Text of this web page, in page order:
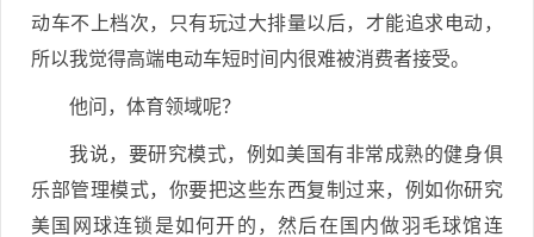
动车不上档次，只有玩过大排量以后，才能追求电动，
所以我觉得高端电动车短时间内很难被消费者接受。
他问，体育领域呢？
我说，要研究模式，例如美国有非常成熟的健身俱
乐部管理模式，你要把这些东西复制过来，例如你研究
美国网球连锁是如何开的，然后在国内做羽毛球馆连